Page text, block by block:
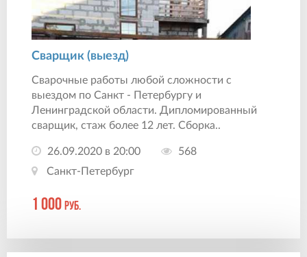
Сварщик (выезд)
Сварочные работы любой сложности с
выездом по Санкт - Петербургу и
Ленинградской области. Дипломированный
сварщик, стаж более 12 лет. Сборка..
26.09.2020 в 20:00
568
Санкт-Петербург
1 000 руб.